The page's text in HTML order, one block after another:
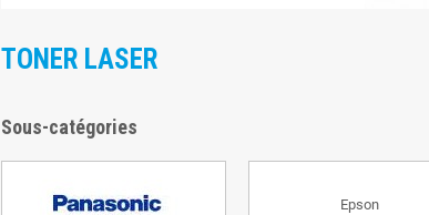
TONER LASER
Sous-catégories
Epson